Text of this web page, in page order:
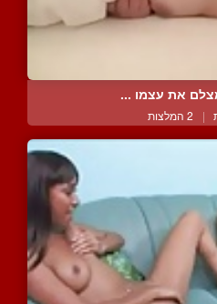
את עצמו ...
| 2 המלצות